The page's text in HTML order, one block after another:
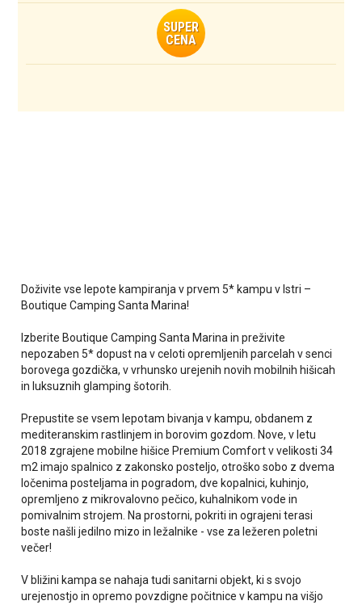
SUPER
CENA
Doživite vse lepote kampiranja v prvem 5* kampu v Istri –
Boutique Camping Santa Marina!
Izberite Boutique Camping Santa Marina in preživite
nepozaben 5* dopust na v celoti opremljenih parcelah v senci
borovega gozdička, v vrhunsko urejenih novih mobilnih hišicah
in luksuznih glamping šotorih.
Prepustite se vsem lepotam bivanja v kampu, obdanem z
mediteranskim rastlinjem in borovim gozdom. Nove, v letu
2018 zgrajene mobilne hišice Premium Comfort v velikosti 34
m2 imajo spalnico z zakonsko posteljo, otroško sobo z dvema
ločenima posteljama in pogradom, dve kopalnici, kuhinjo,
opremljeno z mikrovalovno pečico, kuhalnikom vode in
pomivalnim strojem. Na prostorni, pokriti in ograjeni terasi
boste našli jedilno mizo in ležalnike - vse za ležeren poletni
večer!
V bližini kampa se nahaja tudi sanitarni objekt, ki s svojo
urejenostjo in opremo povzdigne počitnice v kampu na višjo